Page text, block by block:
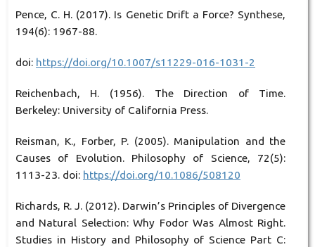
Pence, C. H. (2017). Is Genetic Drift a Force? Synthese,
194(6): 1967-88.
doi: https://doi.org/10.1007/s11229-016-1031-2
Reichenbach, H. (1956). The Direction of Time.
Berkeley: University of California Press.
Reisman, K., Forber, P. (2005). Manipulation and the
Causes of Evolution. Philosophy of Science, 72(5):
1113-23. doi: https://doi.org/10.1086/508120
Richards, R. J. (2012). Darwin’s Principles of Divergence
and Natural Selection: Why Fodor Was Almost Right.
Studies in History and Philosophy of Science Part C: